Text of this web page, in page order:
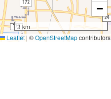
−
3 km
Leaflet | ©OpenStreetMapcontributors